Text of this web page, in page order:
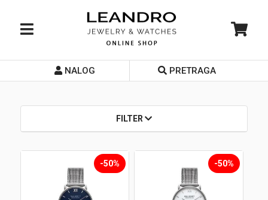
Početna
Prodavnice
NALOG PRETRAGA
FILTER
-50% -50%